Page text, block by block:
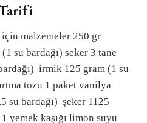
malzemeler 250 gr
su bardağı) seker 3 tane
irmik 125 gram (1 su
tozu 1 paket vanilya
su bardağı) şeker 1125
yemek kaşığı limon suyu